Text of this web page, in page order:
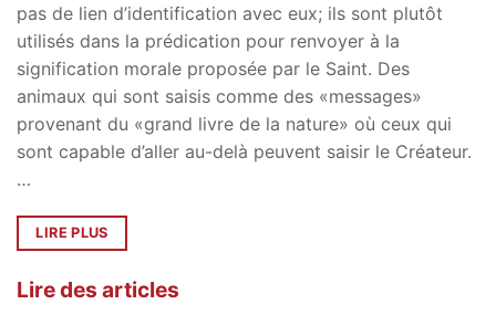
pas de lien d’identification avec eux; ils sont plutôt
utilisés dans la prédication pour renvoyer à la
signification morale proposée par le Saint. Des
animaux qui sont saisis comme des «messages»
provenant du «grand livre de la nature» où ceux qui
sont capable d’aller au-delà peuvent saisir le Créateur.
…
LIRE PLUS
Lire des articles